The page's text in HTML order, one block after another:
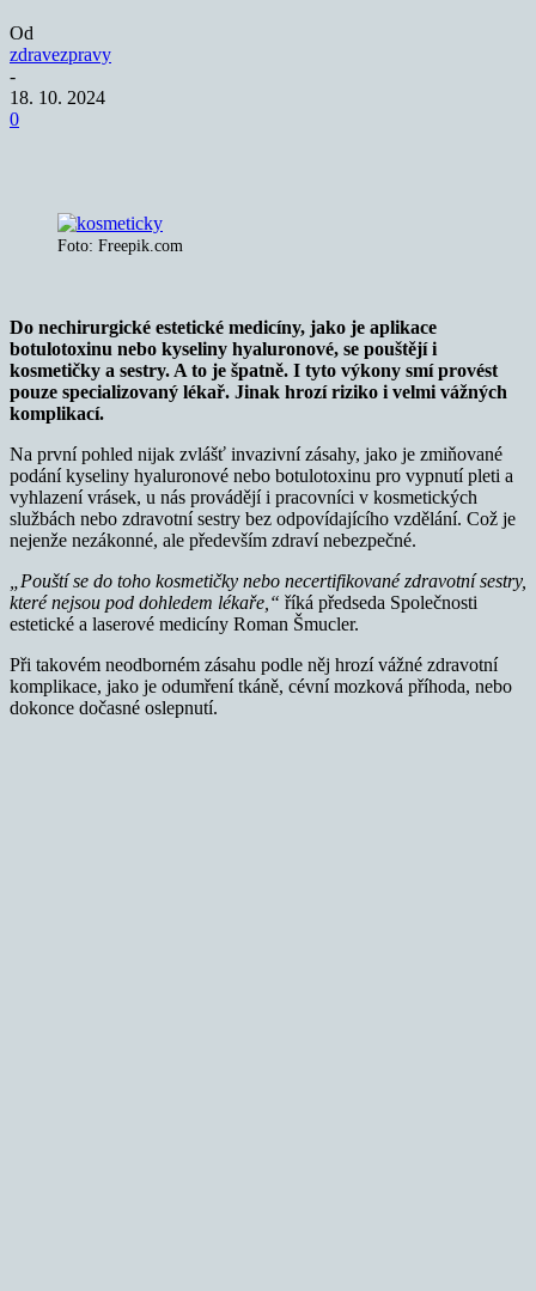
Od
zdravezpravy
-
18. 10. 2024
0
Foto: Freepik.com
Do nechirurgické estetické medicíny, jako je aplikace
botulotoxinu nebo kyseliny hyaluronové, se pouštějí i
kosmetičky a sestry. A to je špatně. I tyto výkony smí provést
pouze specializovaný lékař. Jinak hrozí riziko i velmi vážných
komplikací.
Na první pohled nijak zvlášť invazivní zásahy, jako je zmiňované
podání kyseliny hyaluronové nebo botulotoxinu pro vypnutí pleti a
vyhlazení vrásek, u nás provádějí i pracovníci v kosmetických
službách nebo zdravotní sestry bez odpovídajícího vzdělání. Což je
nejenže nezákonné, ale především zdraví nebezpečné.
„Pouští se do toho kosmetičky nebo necertifikované zdravotní sestry,
které nejsou pod dohledem lékaře,“ říká předseda Společnosti
estetické a laserové medicíny Roman Šmucler.
Při takovém neodborném zásahu podle něj hrozí vážné zdravotní
komplikace, jako je odumření tkáně, cévní mozková příhoda, nebo
dokonce dočasné oslepnutí.